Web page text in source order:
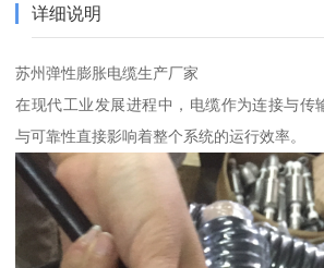
详细说明
苏州弹性膨胀电缆生产厂家
在现代工业发展进程中，电缆作为连接与传
与可靠性直接影响着整个系统的运行效率。